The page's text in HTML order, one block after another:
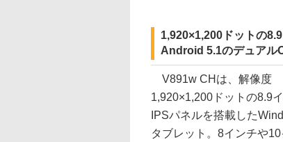
1,920×1,200ドットの
Android 5.1のデュアル
V891w CHは、解像度
1,920×1,200ドットの8.9
IPSパネルを搭載した
タブレット。8インチや